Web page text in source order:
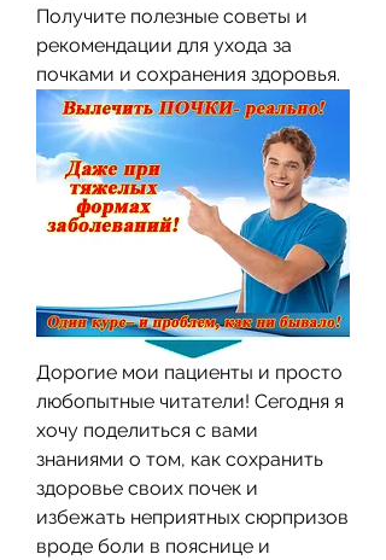
Получите полезные советы и
рекомендации для ухода за
почками и сохранения здоровья.
Дорогие мои пациенты и просто
любопытные читатели! Сегодня я
хочу поделиться с вами
знаниями о том, как сохранить
здоровье своих почек и
избежать неприятных сюрпризов
вроде боли в пояснице и